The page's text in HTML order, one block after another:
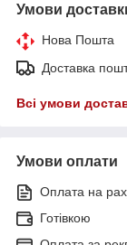
Умови
Нова Пошта
Доставка
Всі умови
Умови оплати
Оплата на
Готівкою